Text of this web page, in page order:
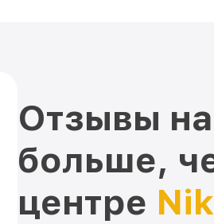
Отзывы
больше,
центре